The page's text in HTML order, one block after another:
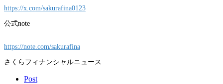
https://x.com/sakurafina0123
公式note
https://note.com/sakurafina
さくらフィナンシャルニュース
Post